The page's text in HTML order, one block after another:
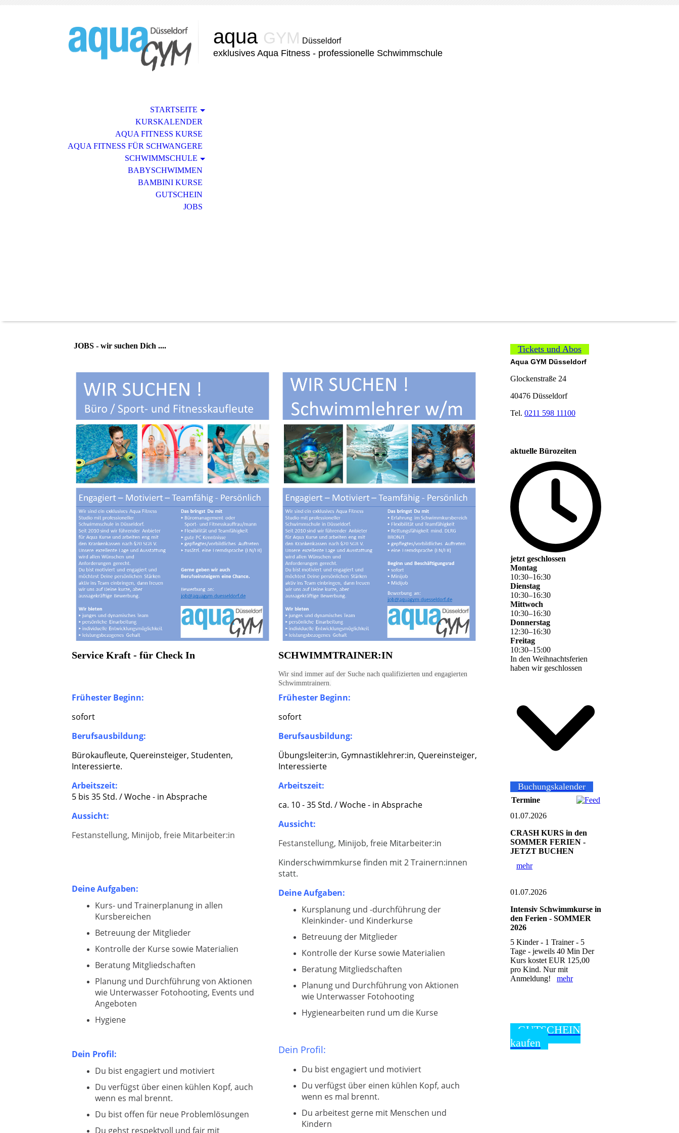
aqua GYM Düsseldorf
exklusives Aqua Fitness - professionelle Schwimmschule
STARTSEITE
KURSKALENDER
AQUA FITNESS KURSE
AQUA FITNESS FÜR SCHWANGERE
SCHWIMMSCHULE
BABYSCHWIMMEN
BAMBINI KURSE
GUTSCHEIN
JOBS
JOBS - wir suchen Dich ....
Service Kraft - für Check In SCHWIMMTRAINER:IN
Wir sind immer auf der Suche nach qualifizierten und engagierten
Schwimmtrainern.
Frühester Beginn:
sofort
Berufsausbildung:
Bürokaufleute, Quereinsteiger, Studenten,
Interessierte.
Arbeitszeit:
5 bis 35 Std. / Woche - in Absprache
Aussicht:
Festanstellung, Minijob, freie Mitarbeiter:in
Deine Aufgaben:
Kurs- und Trainerplanung in allen
Kursbereichen
Betreuung der Mitglieder
Kontrolle der Kurse sowie Materialien
Beratung Mitgliedschaften
Planung und Durchführung von Aktionen
wie Unterwasser Fotohooting, Events und
Angeboten
Hygiene
Dein Profil:
Du bist engagiert und motiviert
Du verfügst über einen kühlen Kopf, auch
wenn es mal brennt.
Du bist offen für neue Problemlösungen
Du gehst respektvoll und fair mit
Frühester Beginn:
sofort
Berufsausbildung:
Übungsleiter:in, Gymnastiklehrer:in, Quereinsteiger,
Interessierte
Arbeitszeit:
ca. 10 - 35 Std. / Woche - in Absprache
Aussicht:
Festanstellung, Minijob, freie Mitarbeiter:in
Kinderschwimmkurse finden mit 2 Trainern:innen
statt.
Deine Aufgaben:
Kursplanung und -durchführung der
Kleinkinder- und Kinderkurse
Betreuung der Mitglieder
Kontrolle der Kurse sowie Materialien
Beratung Mitgliedschaften
Planung und Durchführung von Aktionen
wie Unterwasser Fotohooting
Hygienearbeiten rund um die Kurse
Dein Profil:
Du bist engagiert und motiviert
Du verfügst über einen kühlen Kopf, auch
wenn es mal brennt.
Du arbeitest gerne mit Menschen und
Kindern
Tickets und Abos
Aqua GYM Düsseldorf
Glockenstraße 24
40476 Düsseldorf
Tel. 0211 598 11100
aktuelle Bürozeiten
jetzt geschlossen
Montag
10:30–16:30
Dienstag
10:30–16:30
Mittwoch
10:30–16:30
Donnerstag
12:30–16:30
Freitag
10:30–15:00
In den Weihnachtsferien
haben wir geschlossen
Buchungskalender
Termine
01.07.2026
CRASH KURS in den
SOMMER FERIEN -
JETZT BUCHEN
mehr
01.07.2026
Intensiv Schwimmkurse in
den Ferien - SOMMER
2026
5 Kinder - 1 Trainer - 5
Tage - jeweils 40 Min Der
Kurs kostet EUR 125,00
pro Kind. Nur mit
Anmeldung! mehr
GUTSCHEIN
kaufen